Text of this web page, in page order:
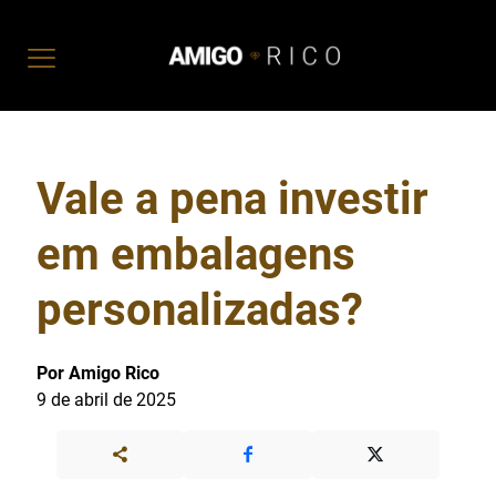
Vale a pena investir
em embalagens
personalizadas?
Por Amigo Rico
9 de abril de 2025